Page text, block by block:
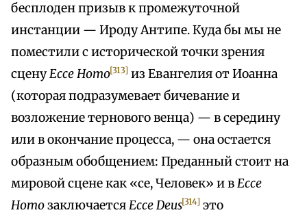
бесплоден призыв к промежуточной
инстанции — Ироду Антипе. Куда бы мы не
поместили с исторической точки зрения
сценуЕссе Ното[313] из Евангелия от Иоанна
(которая подразумевает бичевание и
возложение тернового венца) — в середину
или в окончание процесса, — она остается
образным обобщением: Преданный стоит на
мировой сцене как «се, Человек» и вЕссе
HomoзаключаетсяЕссе Deus[314] это